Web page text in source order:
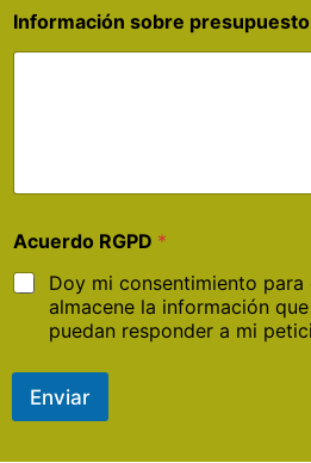
Información sobre
Acuerdo RGPD *
Doy mi consentimiento para
almacene la información
puedan responder a mi
Enviar